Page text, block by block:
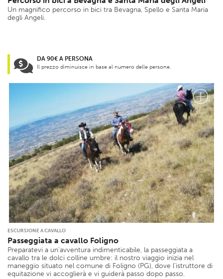
Un magnifico percorso in bici tra Bevagna, Spello e Santa Maria
degli Angeli.
DA 90€ A PERSONA
Il prezzo diminuisce in base al numero delle persone.
ESCURSIONE A CAVALLO
Passeggiata a cavallo Foligno
Preparatevi a un’avventura indimenticabile, la passeggiata a
cavallo tra le dolci colline umbre: il nostro viaggio inizia nel
maneggio situato nel comune di Foligno (PG), dove l’istruttore di
equitazione vi accoglierà e vi guiderà passo dopo passo.